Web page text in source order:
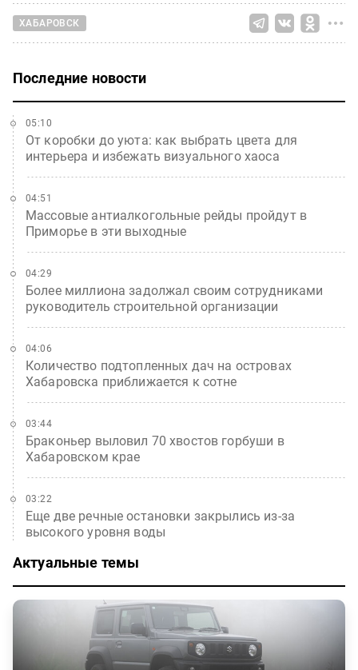
ХАБАРОВСК
Последние новости
От коробки до уюта: как выбрать цвета для
интерьера и избежать визуального хаоса
05:10
Массовые антиалкогольные рейды пройдут в
Приморье в эти выходные
04:51
Более миллиона задолжал своим сотрудниками
руководитель строительной организации
04:29
Количество подтопленных дач на островах
Хабаровска приближается к сотне
04:06
Браконьер выловил 70 хвостов горбуши в
Хабаровском крае
03:44
Еще две речные остановки закрылись из-за
высокого уровня воды
03:22
Актуальные темы